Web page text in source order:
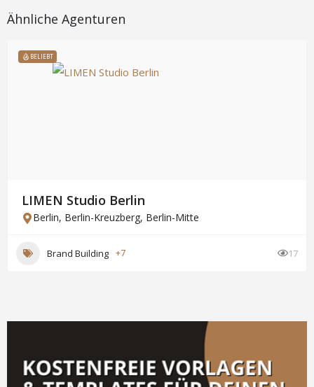
Ähnliche Agenturen
BELIEBT
LIMEN Studio Berlin
Berlin, Berlin-Kreuzberg, Berlin-Mitte
Brand Building +7 17